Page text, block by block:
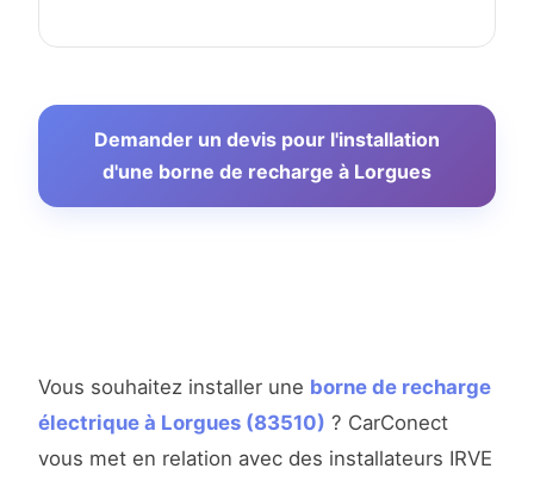
Demander un devis pour l'installation
d'une borne de recharge à Lorgues
Vous souhaitez installer une borne de recharge
électrique à Lorgues (83510) ? CarConect
vous met en relation avec des installateurs IRVE